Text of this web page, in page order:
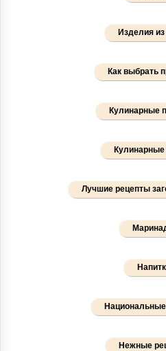
Изделия из
Как выбрать
Кулинарные
Кулинарные
Лучшие рецепты
Нежные